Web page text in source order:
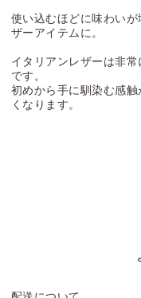
使い込むほどに味わい
ザーアイテムに。
イタリアンレザーは非
です。
初めから手に馴染む感
くなります。